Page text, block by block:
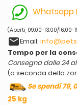
Whatsapp
(Aperti, 09:00-13:00/16:00-
emailEmail:
Tempo per la
Consegna dalle 24
(a seconda della
Se spendi 79,
25 kg